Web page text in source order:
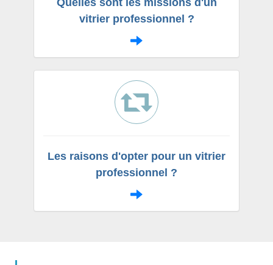
vitrier professionnel ?
Les raisons d'opter pour un vitrier
professionnel ?